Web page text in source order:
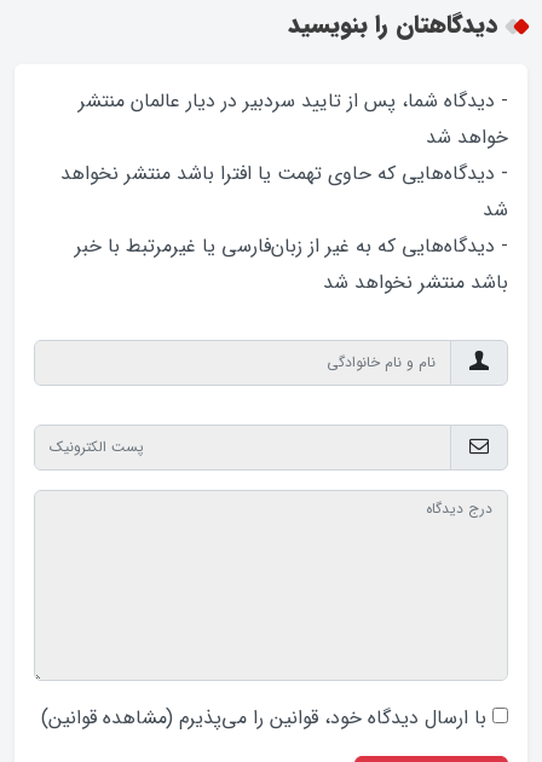
دیدگاهتان را بنویسید
- دیدگاه شما، پس از تایید سردبیر در دیار عالمان منتشر
خواهد‌ شد
- دیدگاه‌هایی که حاوی تهمت یا افترا باشد منتشر نخواهد‌
شد
- دیدگاه‌هایی که به غیر از زبان‌فارسی یا غیرمرتبط با خبر
باشد منتشر نخواهد‌ شد
با ارسال دیدگاه‌ خود، قوانین را می‌پذیرم (مشاهده قوانین)